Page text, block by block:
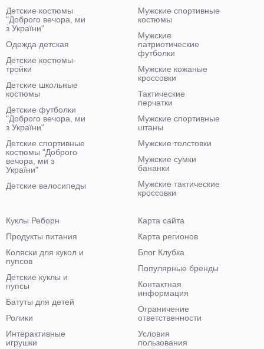
Детские костюмы
"Доброго вечора, ми
з України"
Одежда детская
Детские костюмы-
тройки
Детские школьные
костюмы
Детские футболки
"Доброго вечора, ми
з України"
Детские спортивные
костюмы "Доброго
вечора, ми з
України"
Детские велосипеды
Мужские спортивные
костюмы
Мужские
патриотические
футболки
Мужские кожаные
кроссовки
Тактические
перчатки
Мужские спортивные
штаны
Мужские толстовки
Мужские сумки
бананки
Мужские тактические
кроссовки
Куклы Реборн
Продукты питания
Коляски для кукол и
пупсов
Детские куклы и
пупсы
Батуты для детей
Ролики
Интерактивные
игрушки
Карта сайта
Карта регионов
Блог Клубка
Популярные бренды
Контактная
информация
Ограничение
ответственности
Условия
пользования